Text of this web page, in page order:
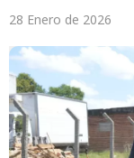
28 Enero de 2026